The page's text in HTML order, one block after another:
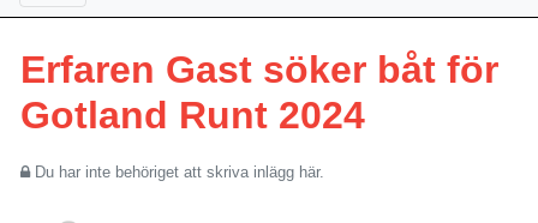
Erfaren Gast söker båt för
Gotland Runt 2024
Du har inte behöriget att skriva inlägg här.